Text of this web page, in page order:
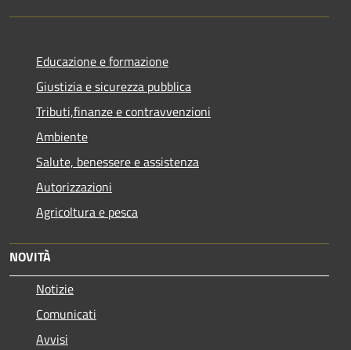
Educazione e formazione
Giustizia e sicurezza pubblica
Tributi,finanze e contravvenzioni
Ambiente
Salute, benessere e assistenza
Autorizzazioni
Agricoltura e pesca
NOVITÀ
Notizie
Comunicati
Avvisi